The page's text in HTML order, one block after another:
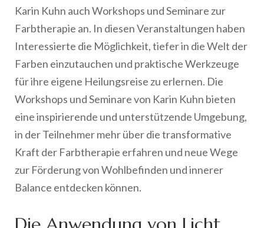
Karin Kuhn auch Workshops und Seminare zur
Farbtherapie an. In diesen Veranstaltungen haben
Interessierte die Möglichkeit, tiefer in die Welt der
Farben einzutauchen und praktische Werkzeuge
für ihre eigene Heilungsreise zu erlernen. Die
Workshops und Seminare von Karin Kuhn bieten
eine inspirierende und unterstützende Umgebung,
in der Teilnehmer mehr über die transformative
Kraft der Farbtherapie erfahren und neue Wege
zur Förderung von Wohlbefinden und innerer
Balance entdecken können.